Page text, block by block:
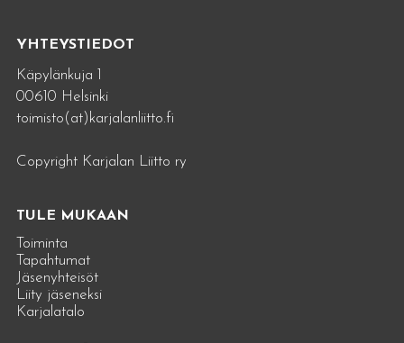
YHTEYSTIEDOT
Käpylänkuja 1
00610 Helsinki
toimisto(at)karjalanliitto.fi
Copyright Karjalan Liitto ry
TULE MUKAAN
Toiminta
Tapahtumat
Jäsenyhteisöt
Liity jäseneksi
Karjalatalo